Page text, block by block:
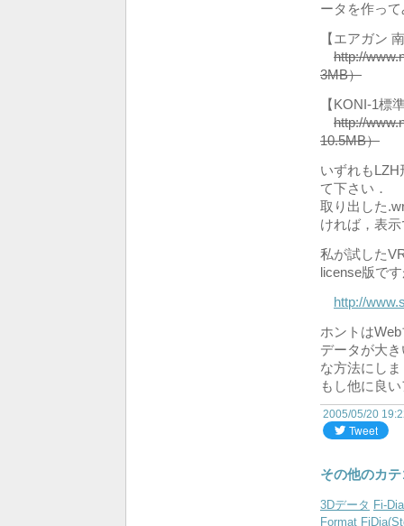
ータを作っ
【エアガン
http://
3MB）
【KONI-1標
http://
10.5MB）
いずれも
て下さい．
取り出した
ければ，表
私が試した
license版で
http://
ホントは
データが大
な方法にし
もし他に良
2005/05/20
その他のカ
3Dデータ Fi-
Format